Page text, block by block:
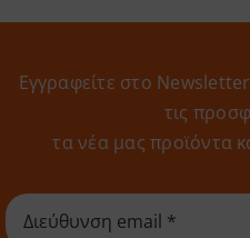
Εγγραφείτε στο
τις
τα νέα μας προϊόντα